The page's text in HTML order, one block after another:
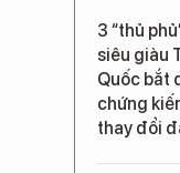
3 “thủ
siêu giàu
Quốc bắt
chứng
thay đổi